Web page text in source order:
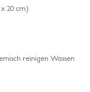
20 cm)
reinigen Wassen